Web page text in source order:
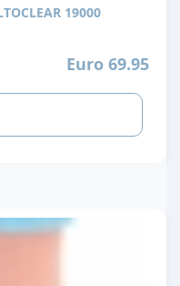
19000
Euro 69.95